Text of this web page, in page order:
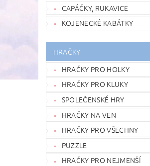
CAPÁČKY, RUKAVICE
KOJENECKÉ KABÁTKY
HRAČKY
HRAČKY PRO HOLKY
HRAČKY PRO KLUKY
SPOLEČENSKÉ HRY
HRAČKY NA VEN
HRAČKY PRO VŠECHNY
PUZZLE
HRAČKY PRO NEJMENŠÍ